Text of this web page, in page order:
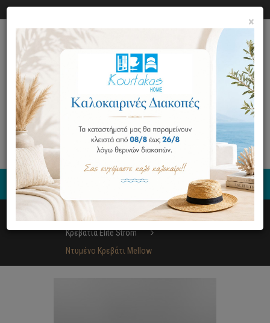
0
Κρεβατοκάμαρα
Κρεβάτια Elite Strom
Ντυμένο Κρεβάτι Mellow
×